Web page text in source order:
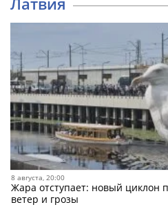
8 августа, 20:00
Жара отступает: новый циклон
ветер и грозы